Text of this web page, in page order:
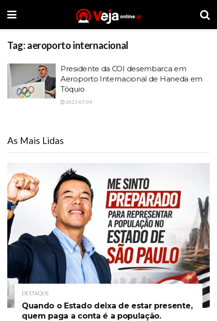
Tag: aeroporto internacional
Presidente da COI desembarca em
Aeroporto Internacional de Haneda em
Tóquio
2021-07-09
As Mais Lidas
DESTAQUE
Quando o Estado deixa de estar presente,
quem paga a conta é a população.